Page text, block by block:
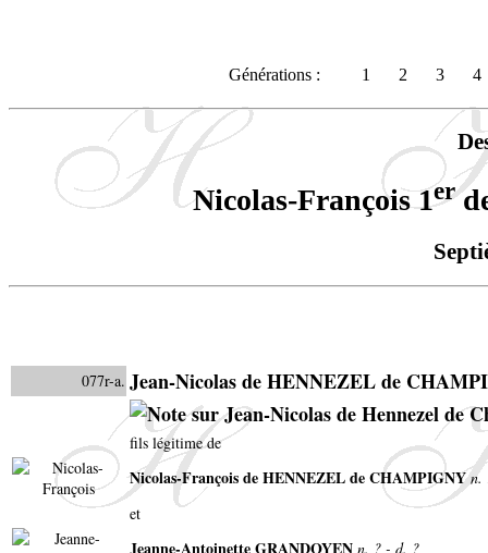
Générations : 1 2 3 4
Nicolas-François 1er
077r-a. Jean-Nicolas de HENNEZEL de
fils légitime de
Nicolas-François de HENNEZEL de CHAMPIGNY n.
et
Jeanne-Antoinette GRANDOYEN n. ? - d. ?